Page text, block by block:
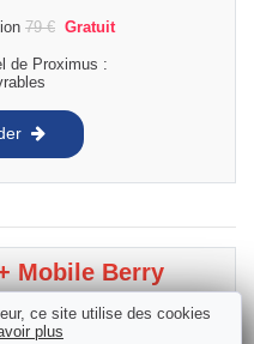
79€ Gratuit
de Proximus :
Mobile Berry
ce site utilise des cookies
plus